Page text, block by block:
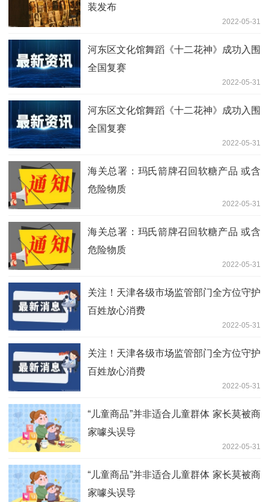
装发布
2022-05-31
河东区文化馆舞蹈《十二花神》成功入围
全国复赛
2022-05-31
河东区文化馆舞蹈《十二花神》成功入围
全国复赛
2022-05-31
海关总署：玛氏箭牌召回软糖产品 或含
危险物质
2022-05-31
海关总署：玛氏箭牌召回软糖产品 或含
危险物质
2022-05-31
关注！天津各级市场监管部门全方位守护
百姓放心消费
2022-05-31
关注！天津各级市场监管部门全方位守护
百姓放心消费
2022-05-31
“儿童商品”并非适合儿童群体 家长莫被商
家噱头误导
2022-05-31
“儿童商品”并非适合儿童群体 家长莫被商
家噱头误导